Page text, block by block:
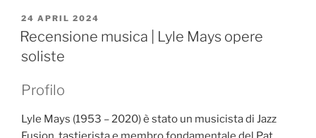
POSTED
ON
24 APRIL 2024
Recensione musica | Lyle Mays opere
soliste
Profilo
Lyle Mays (1953 – 2020) è stato un musicista di Jazz